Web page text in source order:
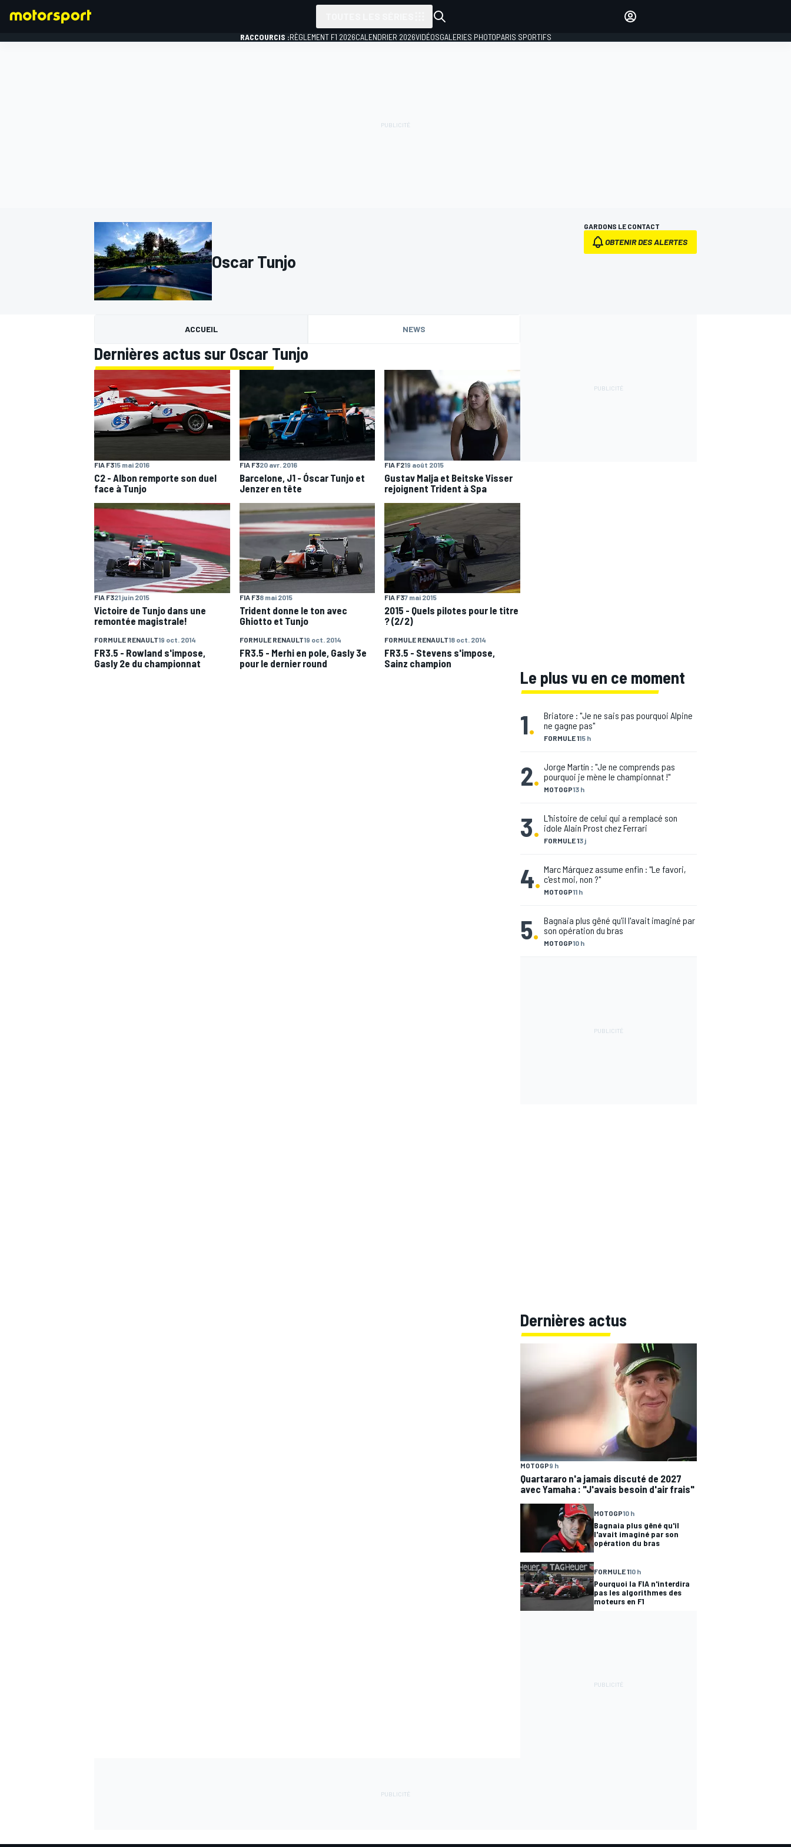
MOTOGP
WRC
RACCOURCIS :RÈGLEMENT F1 2026CALENDRIER 2026VIDÉOSGALERIES PHOTOPARIS SPORTIFS
Oscar Tunjo
GARDONS LE CONTACT
OBTENIR DES ALERTES
ACCUEIL NEWS
Dernières actus sur Oscar Tunjo
FIA F315 mai 2016
C2 - Albon remporte son duel
face à Tunjo
FIA F320 avr. 2016
Barcelone, J1 - Óscar Tunjo et
Jenzer en tête
FIA F219 août 2015
Gustav Malja et Beitske Visser
rejoignent Trident à Spa
FIA F321 juin 2015
Victoire de Tunjo dans une
remontée magistrale!
FIA F38 mai 2015
Trident donne le ton avec
Ghiotto et Tunjo
FIA F37 mai 2015
2015 - Quels pilotes pour le titre
? (2/2)
FORMULE RENAULT19 oct. 2014
FR3.5 - Rowland s'impose,
Gasly 2e du championnat
FORMULE RENAULT19 oct. 2014
FR3.5 - Merhi en pole, Gasly 3e
pour le dernier round
FORMULE RENAULT18 oct. 2014
FR3.5 - Stevens s'impose,
Sainz champion
Le plus vu en ce moment
1. FORMULE 115 h
Briatore : "Je ne sais pas pourquoi Alpine
ne gagne pas"
2. MOTOGP13 h
Jorge Martín : "Je ne comprends pas
pourquoi je mène le championnat !"
3. FORMULE 13 j
L'histoire de celui qui a remplacé son
idole Alain Prost chez Ferrari
4. MOTOGP11 h
Marc Márquez assume enfin : "Le favori,
c'est moi, non ?"
5. MOTOGP10 h
Bagnaia plus gêné qu'il l'avait imaginé par
son opération du bras
Dernières actus
MOTOGP9 h
Quartararo n'a jamais discuté de 2027
avec Yamaha : "J'avais besoin d'air frais"
MOTOGP10 h
Bagnaia plus gêné qu'il
l'avait imaginé par son
opération du bras
FORMULE 110 h
Pourquoi la FIA n'interdira
pas les algorithmes des
moteurs en F1